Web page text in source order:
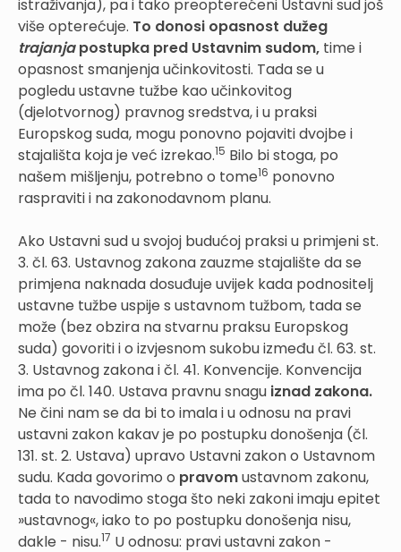
istraživanja), pa i tako preopterećeni Ustavni sud još
više opterećuje. To donosi opasnost dužeg
trajanjapostupka pred Ustavnim sudom, time i
opasnost smanjenja učinkovitosti. Tada se u
pogledu ustavne tužbe kao učinkovitog
(djelotvornog) pravnog sredstva, i u praksi
Europskog suda, mogu ponovno pojaviti dvojbe i
stajališta koja je već izrekao.15 Bilo bi stoga, po
našem mišljenju, potrebno o tome16 ponovno
raspraviti i na zakonodavnom planu.
Ako Ustavni sud u svojoj budućoj praksi u primjeni st.
3. čl. 63. Ustavnog zakona zauzme stajalište da se
primjena naknada dosuđuje uvijek kada podnositelj
ustavne tužbe uspije s ustavnom tužbom, tada se
može (bez obzira na stvarnu praksu Europskog
suda) govoriti i o izvjesnom sukobu između čl. 63. st.
3. Ustavnog zakona i čl. 41. Konvencije. Konvencija
ima po čl. 140. Ustava pravnu snagu iznad zakona.
Ne čini nam se da bi to imala i u odnosu na pravi
ustavni zakon kakav je po postupku donošenja (čl.
131. st. 2. Ustava) upravo Ustavni zakon o Ustavnom
sudu. Kada govorimo o pravomustavnom zakonu,
tada to navodimo stoga što neki zakoni imaju epitet
»ustavnog«, iako to po postupku donošenja nisu,
dakle - nisu.17 U odnosu: pravi ustavni zakon -